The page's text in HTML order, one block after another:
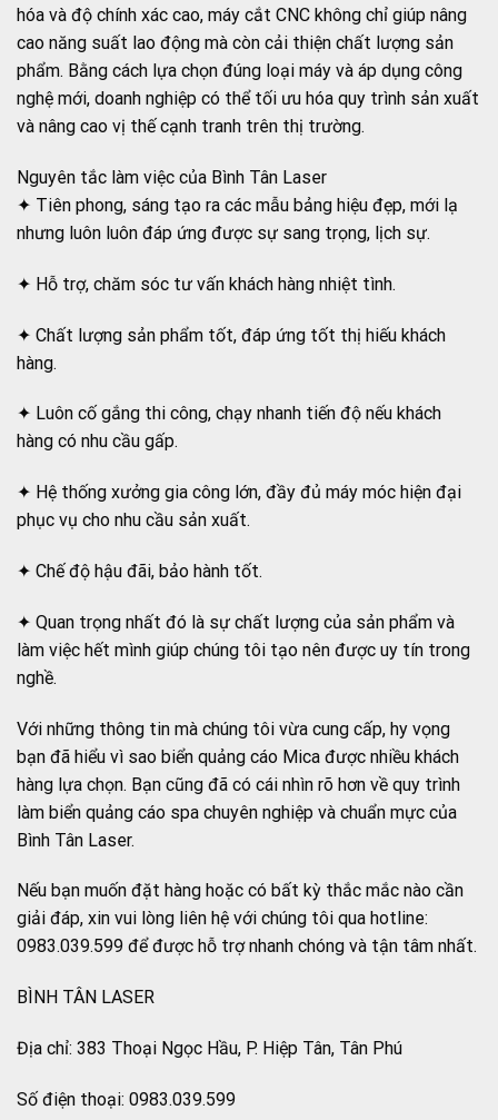
hóa và độ chính xác cao, máy cắt CNC không chỉ giúp nâng
cao năng suất lao động mà còn cải thiện chất lượng sản
phẩm. Bằng cách lựa chọn đúng loại máy và áp dụng công
nghệ mới, doanh nghiệp có thể tối ưu hóa quy trình sản xuất
và nâng cao vị thế cạnh tranh trên thị trường.
Nguyên tắc làm việc của Bình Tân Laser
✦ Tiên phong, sáng tạo ra các mẫu bảng hiệu đẹp, mới lạ
nhưng luôn luôn đáp ứng được sự sang trọng, lịch sự.
✦ Hỗ trợ, chăm sóc tư vấn khách hàng nhiệt tình.
✦ Chất lượng sản phẩm tốt, đáp ứng tốt thị hiếu khách
hàng.
✦ Luôn cố gắng thi công, chạy nhanh tiến độ nếu khách
hàng có nhu cầu gấp.
✦ Hệ thống xưởng gia công lớn, đầy đủ máy móc hiện đại
phục vụ cho nhu cầu sản xuất.
✦ Chế độ hậu đãi, bảo hành tốt.
✦ Quan trọng nhất đó là sự chất lượng của sản phẩm và
làm việc hết mình giúp chúng tôi tạo nên được uy tín trong
nghề.
Với những thông tin mà chúng tôi vừa cung cấp, hy vọng
bạn đã hiểu vì sao biển quảng cáo Mica được nhiều khách
hàng lựa chọn. Bạn cũng đã có cái nhìn rõ hơn về quy trình
làm biển quảng cáo spa chuyên nghiệp và chuẩn mực của
Bình Tân Laser.
Nếu bạn muốn đặt hàng hoặc có bất kỳ thắc mắc nào cần
giải đáp, xin vui lòng liên hệ với chúng tôi qua hotline:
0983.039.599 để được hỗ trợ nhanh chóng và tận tâm nhất.
BÌNH TÂN LASER
Địa chỉ: 383 Thoại Ngọc Hầu, P. Hiệp Tân, Tân Phú
Số điện thoại: 0983.039.599